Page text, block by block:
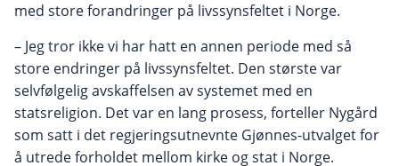
med store forandringer på livssynsfeltet i Norge.
– Jeg tror ikke vi har hatt en annen periode med så
store endringer på livssynsfeltet. Den største var
selvfølgelig avskaffelsen av systemet med en
statsreligion. Det var en lang prosess, forteller Nygård
som satt i det regjeringsutnevnte Gjønnes-utvalget for
å utrede forholdet mellom kirke og stat i Norge.